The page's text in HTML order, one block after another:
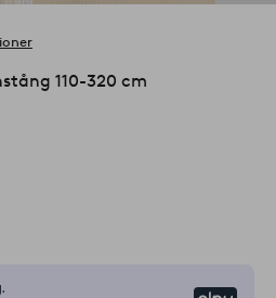
110-320 cm